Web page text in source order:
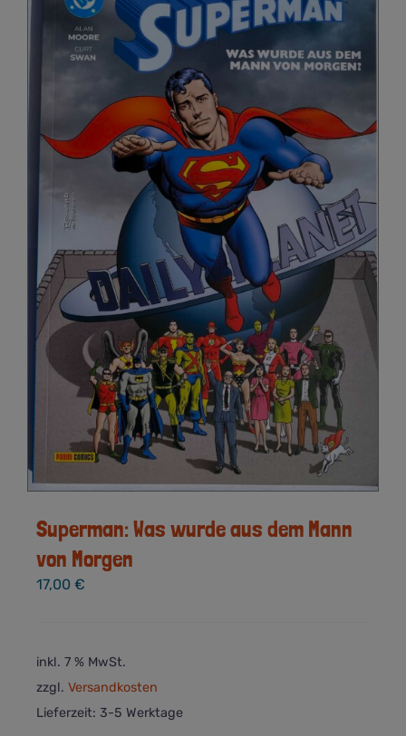
Superman: Was wurde aus dem Mann
von Morgen
17,00 €
inkl. 7 % MwSt.
zzgl. Versandkosten
Lieferzeit: 3-5 Werktage